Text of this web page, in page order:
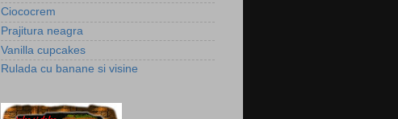
Ciococrem
Prajitura neagra
Vanilla cupcakes
Rulada cu banane si visine